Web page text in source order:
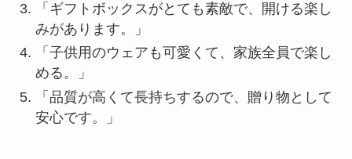
「ギフトボックスがとても素敵で、開ける楽し
みがあります。」
「子供用のウェアも可愛くて、家族全員で楽し
める。」
「品質が高くて長持ちするので、贈り物として
安心です。」